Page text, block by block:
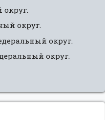
округ.
округ.
округ.